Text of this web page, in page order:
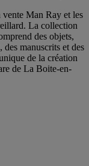
vente Man Ray et les
La collection
des objets,
des manuscrits et des
de la création
de La Boite-en-